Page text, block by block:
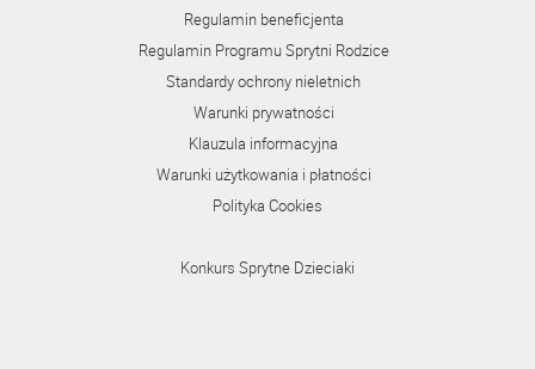
Regulamin beneficjenta
Regulamin Programu Sprytni Rodzice
Standardy ochrony nieletnich
Warunki prywatności
Klauzula informacyjna
Warunki użytkowania i płatności
Polityka Cookies
Konkurs Sprytne Dzieciaki